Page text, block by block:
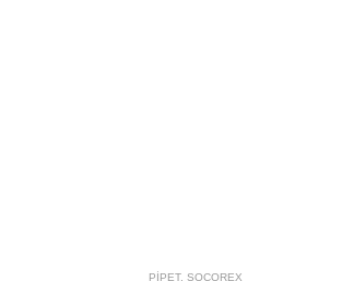
PIPET, SOCOREX